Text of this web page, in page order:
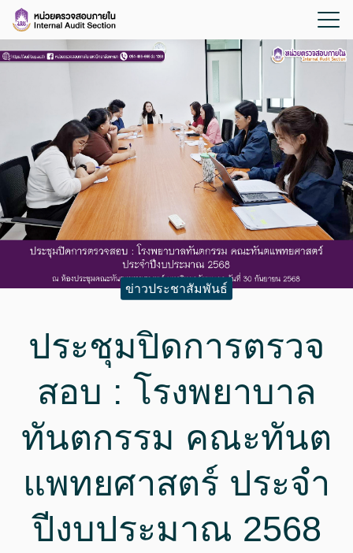
ข่าวประชาสัมพันธ์
ประชุมปิดการตรวจ
สอบ : โรงพยาบาล
ทันตกรรม คณะทันต
แพทยศาสตร์ ประจำ
ปีงบประมาณ 2568